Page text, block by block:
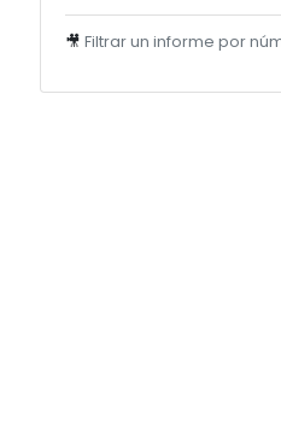
🎥 Filtrar un informe por